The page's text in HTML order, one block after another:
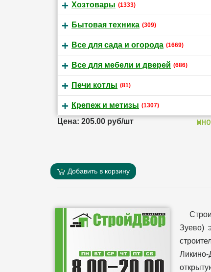
Хозтовары (1333)
Бытовая техника (309)
Все для сада и огорода (1669)
Все для мебели и дверей (686)
Печи котлы (81)
Крепеж и метизы (1307)
Цена: 205.00 руб/шт
Добавить в корзину
Зуево)